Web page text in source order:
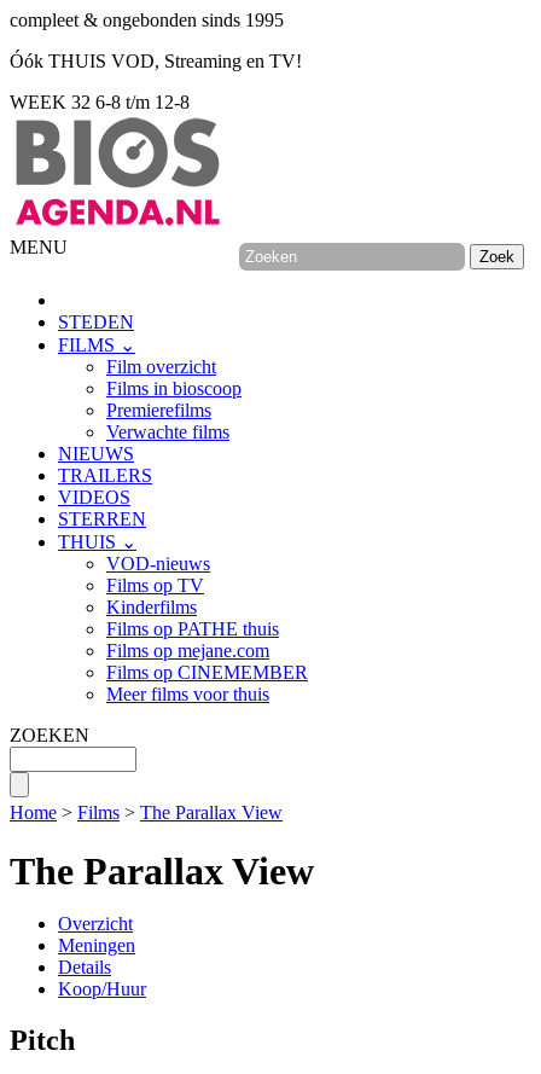
compleet & ongebonden sinds 1995
Óók THUIS VOD, Streaming en TV!
WEEK 32 6-8 t/m 12-8
MENU
STEDEN
FILMS ⌄
Film overzicht
Films in bioscoop
Premierefilms
Verwachte films
NIEUWS
TRAILERS
VIDEOS
STERREN
THUIS ⌄
VOD-nieuws
Films op TV
Kinderfilms
Films op PATHE thuis
Films op mejane.com
Films op CINEMEMBER
Meer films voor thuis
ZOEKEN
Home > Films > The Parallax View
The Parallax View
Overzicht
Meningen
Details
Koop/Huur
Pitch